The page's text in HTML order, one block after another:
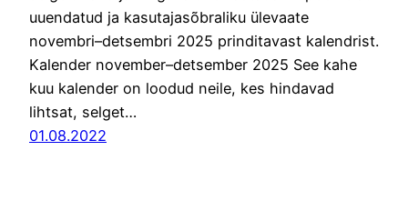
uuendatud ja kasutajasõbraliku ülevaate
novembri–detsembri 2025 prinditavast kalendrist.
Kalender november–detsember 2025 See kahe
kuu kalender on loodud neile, kes hindavad
lihtsat, selget…
01.08.2022